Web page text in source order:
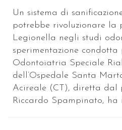
Un sistema di
potrebbe rivoluzionare la
Legionella negli studi
sperimentazione condotta
Odontoiatria Speciale
dell’Ospedale Santa
Acireale (CT), diretta dal
Riccardo Spampinato, ha